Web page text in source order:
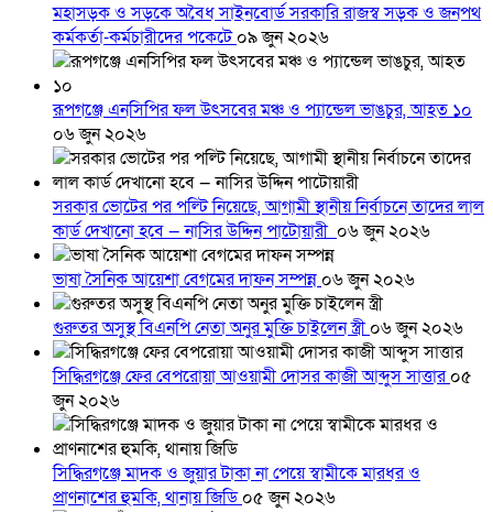
মহাসড়ক ও সড়কে অবৈধ সাইনবোর্ড সরকারি রাজস্ব সড়ক ও জনপথ
কর্মকর্তা-কর্মচারীদের পকেটে০৯ জুন ২০২৬
রূপগঞ্জে এনসিপির ফল উৎসবের মঞ্চ ও প্যান্ডেল ভাঙচুর, আহত ১০
০৬ জুন ২০২৬
সরকার ভোটের পর পল্টি নিয়েছে, আগামী স্থানীয় নির্বাচনে তাদের লাল
কার্ড দেখানো হবে — নাসির উদ্দিন পাটোয়ারী ০৬ জুন ২০২৬
ভাষা সৈনিক আয়েশা বেগমের দাফন সম্পন্ন ০৬ জুন ২০২৬
গুরুতর অসুস্থ বিএনপি নেতা অনুর মুক্তি চাইলেন স্ত্রী০৬ জুন ২০২৬
সিদ্ধিরগঞ্জে ফের বেপরোয়া আওয়ামী দোসর কাজী আব্দুস সাত্তার০৫
জুন ২০২৬
সিদ্ধিরগঞ্জে মাদক ও জুয়ার টাকা না পেয়ে স্বামীকে মারধর ও
প্রাণনাশের হুমকি, থানায় জিডি০৫ জুন ২০২৬